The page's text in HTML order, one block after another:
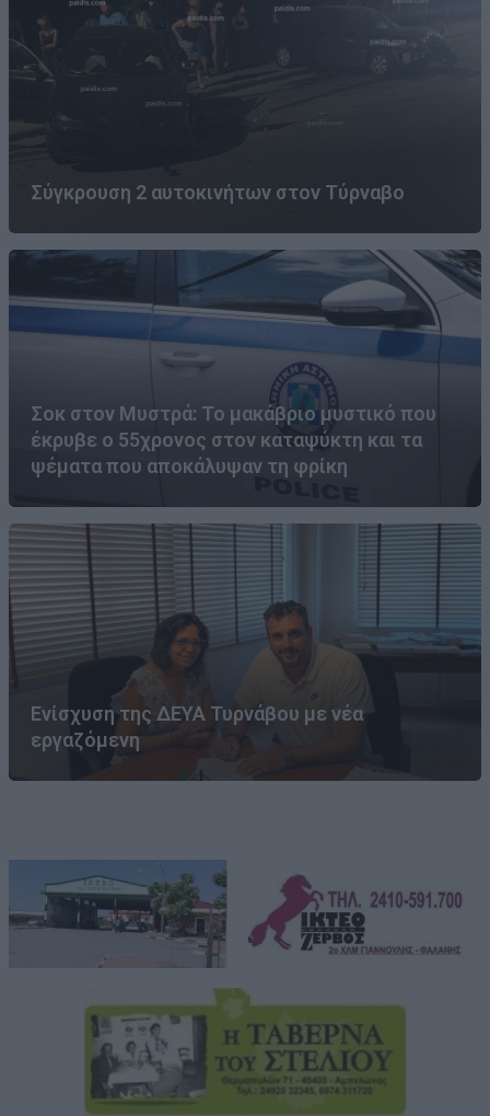
Σύγκρουση 2 αυτοκινήτων στον Τύρναβο
Σοκ στον Μυστρά: Το μακάβριο μυστικό που
έκρυβε ο 55χρονος στον καταψύκτη και τα
ψέματα που αποκάλυψαν τη φρίκη
Ενίσχυση της ΔΕΥΑ Τυρνάβου με νέα
εργαζόμενη